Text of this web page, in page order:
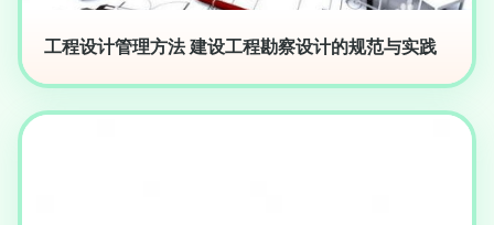
工程设计管理方法 建设工程勘察设计的规范与实践